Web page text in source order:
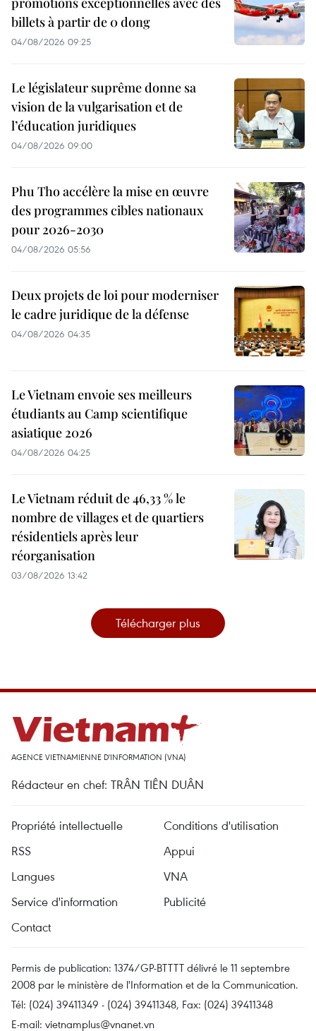
billets à partir de 0 dong
04/08/2026 09:25
Le législateur suprême donne sa
vision de la vulgarisation et de
l’éducation juridiques
04/08/2026 09:00
Phu Tho accélère la mise en œuvre
des programmes cibles nationaux
pour 2026-2030
04/08/2026 05:56
Deux projets de loi pour moderniser
le cadre juridique de la défense
04/08/2026 04:35
Le Vietnam envoie ses meilleurs
étudiants au Camp scientifique
asiatique 2026
04/08/2026 04:25
Le Vietnam réduit de 46,33 % le
nombre de villages et de quartiers
résidentiels après leur
réorganisation
03/08/2026 13:42
Télécharger plus
AGENCE VIETNAMIENNE D'INFORMATION (VNA)
Rédacteur en chef: TRÂN TIÊN DUÂN
Propriété intellectuelle
Conditions d'utilisation
RSS
Appui
Langues
VNA
Service d'information
Publicité
Contact
Permis de publication: 1374/GP-BTTTT délivré le 11 septembre
2008 par le ministère de l'Information et de la Communication.
Tél: (024) 39411349 - (024) 39411348, Fax: (024) 39411348
E-mail: vietnamplus@vnanet.vn